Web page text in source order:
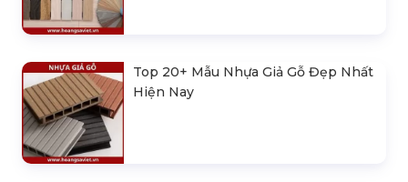
Top 20+ Mẫu Nhựa Giả Gỗ Đẹp Nhất
Hiện Nay